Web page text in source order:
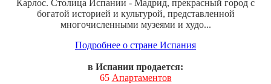
Карлос. Столица Испании - Мадрид, прекрасный город с
богатой историей и культурой, представленной
многочисленными музеями и худо...
Подробнее о стране Испания
в Испании продается:
65 Апартаментов